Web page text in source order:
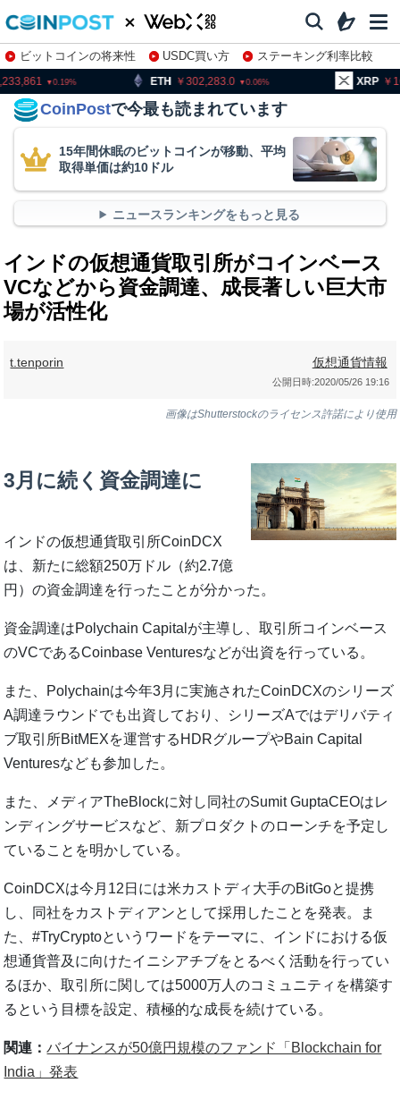
ビットコインの将来性 USDC買い方
ステーキング利率比較
株特集・関連銘柄
ETH 302,283.0 XRP 163.14
CoinPostで今最も読まれています
15年間休眠のビットコインが移動、平均
取得単価は約10ドル
ニュースランキングをもっと見る
インドの仮想通貨取引所がコインベース
VCなどから資金調達、成長著しい巨大市
場が活性化
t.tenporin 仮想通貨情報
公開日時:2020/05/26 19:16
画像はShutterstockのライセンス許諾により使用
3月に続く資金調達に
インドの仮想通貨取引所CoinDCX
は、新たに総額250万ドル（約2.7億
円）の資金調達を行ったことが分かった。
資金調達はPolychain Capitalが主導し、取引所コインベース
のVCであるCoinbase Venturesなどが出資を行っている。
また、Polychainは今年3月に実施されたCoinDCXのシリーズ
A調達ラウンドでも出資しており、シリーズAではデリバティ
ブ取引所BitMEXを運営するHDRグループやBain Capital
Venturesなども参加した。
また、メディアTheBlockに対し同社のSumit GuptaCEOはレ
ンディングサービスなど、新プロダクトのローンチを予定し
ていることを明かしている。
CoinDCXは今月12日には米カストディ大手のBitGoと提携
し、同社をカストディアンとして採用したことを発表。ま
た、#TryCryptoというワードをテーマに、インドにおける仮
想通貨普及に向けたイニシアチブをとるべく活動を行ってい
るほか、取引所に関しては5000万人のコミュニティを構築す
るという目標を設定、積極的な成長を続けている。
関連：バイナンスが50億円規模のファンド「Blockchain for
India」発表